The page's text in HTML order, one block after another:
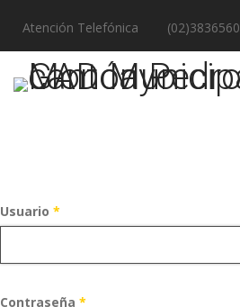
Atención Telefónica (02)3836560
Usuario *
Contraseña *